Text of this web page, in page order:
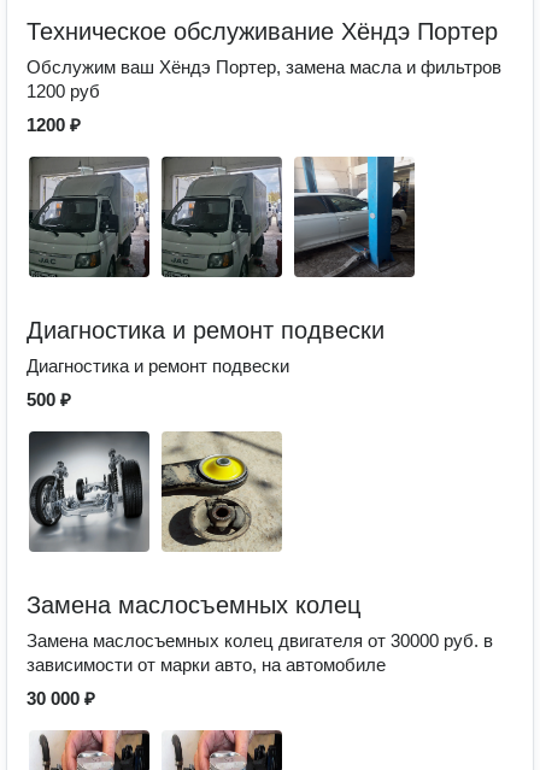
Техническое обслуживание Хёндэ Портер
Обслужим ваш Хёндэ Портер, замена масла и фильтров
1200 руб
1200 ₽
Диагностика и ремонт подвески
Диагностика и ремонт подвески
500 ₽
Замена маслосъемных колец
Замена маслосъемных колец двигателя от 30000 руб. в
зависимости от марки авто, на автомобиле
30 000 ₽